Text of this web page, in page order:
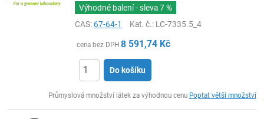
Výhodné balení - sleva7 %
CAS:67-64-1 Kat. č.: LC-7335.5_4
cena bez DPH 8 591,74 Kč
Do košíku
Průmyslová množství látek za výhodnou cenu Poptat větší množství